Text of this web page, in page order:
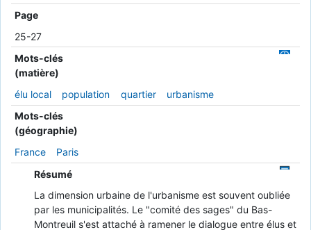
Page
25-27
Mots-clés
(matière)
élu local
population quartier
urbanisme
Mots-clés
(géographie)
France
Paris
Résumé
La dimension urbaine de l'urbanisme est souvent oubliée
par les municipalités. Le "comité des sages" du Bas-
Montreuil s'est attaché à ramener le dialogue entre élus et